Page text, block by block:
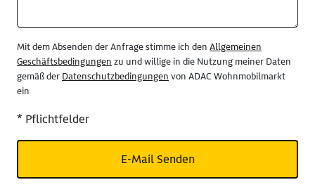
Mit dem Absenden der Anfrage stimme ich den Allgemeinen
Geschäftsbedingungen zu und willige in die Nutzung meiner Daten
gemäß der Datenschutzbedingungen von ADAC Wohnmobilmarkt
ein
* Pflichtfelder
E-Mail Senden